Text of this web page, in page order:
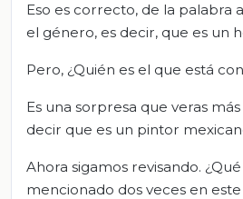
Eso es correcto, de la palabra
el género, es decir, que es un
Pero, ¿Quién es el que está
Es una sorpresa que veras
decir que es un pintor
Ahora sigamos revisando.
mencionado dos veces en